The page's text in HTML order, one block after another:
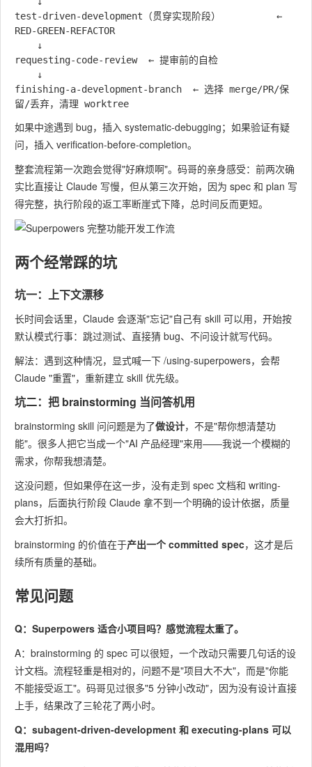
test-driven-development（贯穿实现阶段）          ←
RED-GREEN-REFACTOR
requesting-code-review  ← 提审前的自检
finishing-a-development-branch  ← 选择 merge/PR/保
如果中途遇到 bug，插入 systematic-debugging；如果验证有疑
问，插入 verification-before-completion。
整套流程第一次跑会觉得"好麻烦啊"。码哥的亲身感受：前两次确
实比直接让 Claude 写慢，但从第三次开始，因为 spec 和 plan 写
得完整，执行阶段的返工率断崖式下降，总时间反而更短。
两个经常踩的坑
坑一：上下文漂移
长时间会话里，Claude 会逐渐"忘记"自己有 skill 可以用，开始按
默认模式行事：跳过测试、直接猜 bug、不问设计就写代码。
解法：遇到这种情况，显式喊一下 /using-superpowers，会帮
Claude "重置"，重新建立 skill 优先级。
坑二：把 brainstorming 当问答机用
brainstorming skill 问问题是为了做设计，不是"帮你想清楚功
能"。很多人把它当成一个"AI 产品经理"来用——我说一个模糊的
需求，你帮我想清楚。
这没问题，但如果停在这一步，没有走到 spec 文档和 writing-
plans，后面执行阶段 Claude 拿不到一个明确的设计依据，质量
会大打折扣。
brainstorming 的价值在于产出一个 committed spec，这才是后
续所有质量的基础。
常见问题
Q：Superpowers 适合小项目吗？感觉流程太重了。
A：brainstorming 的 spec 可以很短，一个改动只需要几句话的设
计文档。流程轻重是相对的，问题不是"项目大不大"，而是"你能
不能接受返工"。码哥见过很多"5 分钟小改动"，因为没有设计直接
上手，结果改了三轮花了两小时。
Q：subagent-driven-development 和 executing-plans 可以
混用吗？